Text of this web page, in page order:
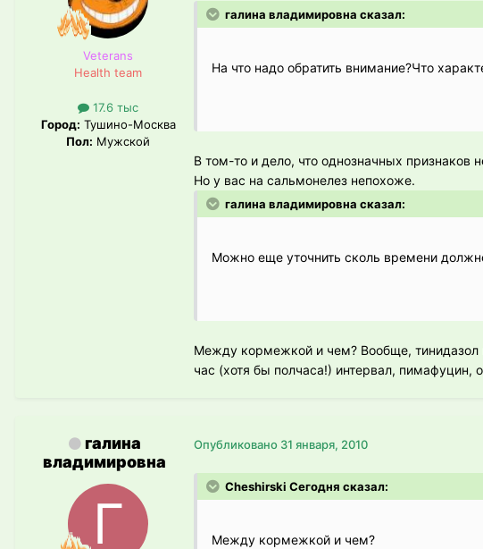
Veterans
Health team
17.6 тыс
Город: Тушино-Москва
Пол: Мужской
галина владимировна сказал:
На что надо обратить внимание?Что
В том-то и дело, что однозначных признаков
Но у вас на сальмонелез непохоже.
галина владимировна сказал:
Можно еще уточнить сколь времени
Между кормежкой и чем? Вообще, тинидазол
час (хотя бы полчаса!) интервал, пимафуцин,
галина
владимировна
Опубликовано 31 января, 2010
Cheshirski Сегодня сказал:
Между кормежкой и чем?